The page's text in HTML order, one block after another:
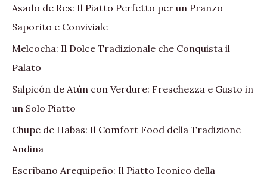
Asado de Res: Il Piatto Perfetto per un Pranzo
Saporito e Conviviale
Melcocha: Il Dolce Tradizionale che Conquista il
Palato
Salpicón de Atún con Verdure: Freschezza e Gusto in
un Solo Piatto
Chupe de Habas: Il Comfort Food della Tradizione
Andina
Escribano Arequipeño: Il Piatto Iconico della